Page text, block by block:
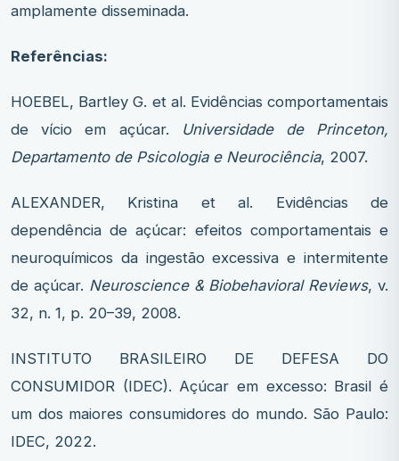
amplamente disseminada.
Referências:
HOEBEL, Bartley G. et al. Evidências comportamentais
de vício em açúcar.
Universidade de Princeton,
Departamento de Psicologia e Neurociência, 2007.
ALEXANDER, Kristina et al. Evidências de
dependência de açúcar: efeitos comportamentais e
neuroquímicos da ingestão excessiva e intermitente
de açúcar. Neuroscience & Biobehavioral Reviews, v.
32, n. 1, p. 20–39, 2008.
INSTITUTO BRASILEIRO DE DEFESA DO
CONSUMIDOR (IDEC). Açúcar em excesso: Brasil é
um dos maiores consumidores do mundo. São Paulo:
IDEC, 2022.